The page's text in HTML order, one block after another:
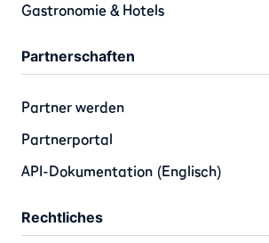
Gastronomie & Hotels
Partnerschaften
Partner werden
Partnerportal
API-Dokumentation (Englisch)
Rechtliches